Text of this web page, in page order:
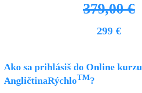
379,00 €
299 €
Ako sa prihlásiš do Online kurzu
AngličtinaRýchloTM?